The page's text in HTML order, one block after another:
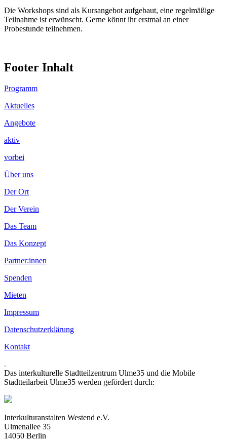
Die Workshops sind als Kursangebot aufgebaut, eine regelmäßige
Teilnahme ist erwünscht. Gerne könnt ihr erstmal an einer
Probestunde teilnehmen.
Footer Inhalt
Programm
Aktuelles
Angebote
aktiv
vorbei
Über uns
Der Ort
Der Verein
Das Team
Das Konzept
Partner:innen
Spenden
Mieten
Impressum
Datenschutzerklärung
Kontakt
.
Das interkulturelle Stadtteilzentrum Ulme35 und die Mobile
Stadtteilarbeit Ulme35 werden gefördert durch:
Interkulturanstalten Westend e.V.
Ulmenallee 35
14050 Berlin